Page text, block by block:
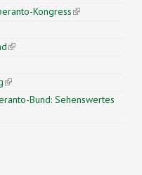
external)
Kongress(link is
is external)
(link is external)
is external)
(link is external)
Bund: Sehenswertes